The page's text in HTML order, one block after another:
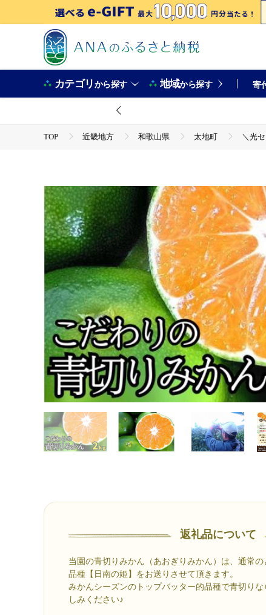
カテゴリから探す 地域から探す 寄
TOP 近畿地方 和歌山県 太地町
＼光
返礼品について
当園の青切りみかん（あおぎりみかん）は、通常
品種【日南の姫】をお送りさせて頂きます。
みかんシーズンのトップバッター的品種で青切り
しみください♪